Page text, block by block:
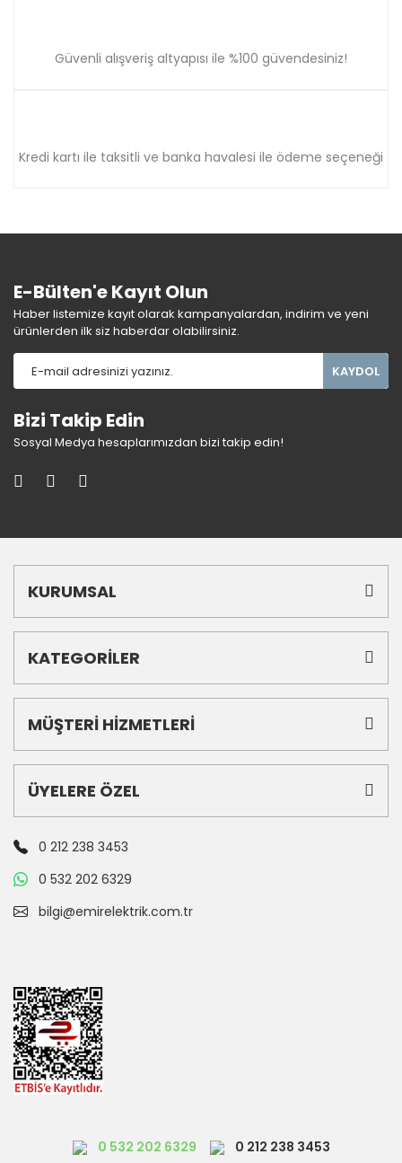
Güvenli alışveriş altyapısı ile %100 güvendesiniz!
Kredi kartı ile taksitli ve banka havalesi ile ödeme seçeneği
E-Bülten'e Kayıt Olun
Haber listemize kayıt olarak kampanyalardan, indirim ve yeni
ürünlerden ilk siz haberdar olabilirsiniz.
KAYDOL
Bizi Takip Edin
Sosyal Medya hesaplarımızdan bizi takip edin!
KURUMSAL
KATEGORİLER
MÜŞTERİ HİZMETLERİ
ÜYELERE ÖZEL
0 212 238 3453
0 532 202 6329
bilgi@emirelektrik.com.tr
0 532 202 6329 0 212 238 3453